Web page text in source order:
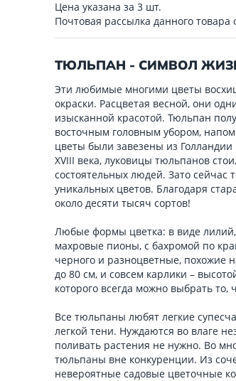
Цена указана за 3 шт.
Почтовая рассылка данного
ТЮЛЬПАН - СИМВОЛ
Эти любимые многими цветы
окраски. Расцветая весной, они
изысканной красотой. Тюльпан
восточным головным убором,
цветы были завезены из Голландии
XVIII века, луковицы тюльпанов
состоятельных людей. Зато сейчас
уникальных цветов. Благодаря
около десяти тысяч сортов!
Любые формы цветка: в виде
махровые пионы, с бахромой по
черного и разноцветные, похожие
до 80 см, и совсем карлики –
которого всегда можно выбрать то,
Все тюльпаны любят легкие
легкой тени. Нуждаются во влаге
поливать растения не нужно. Во
тюльпаны вне конкуренции. Из
невероятные садовые цветочные